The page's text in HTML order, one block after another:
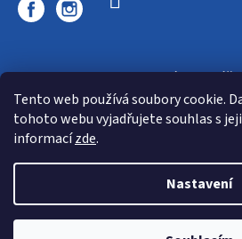
Tento web používá soubory cookie.
tohoto webu vyjadřujete souhlas s
informacízde.
Nastavení
DIVETRAVEL - cestovní kancelář
Copyright 2026E-dive.